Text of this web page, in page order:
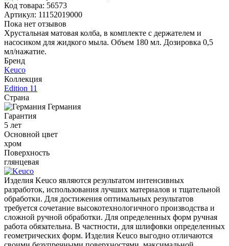
Код товара: 56573
Артикул: 11152019000
Пока нет отзывов
Хрустальная матовая колба, в комплекте с держателем и
насосиком для жидкого мыла. Объем 180 мл. Дозировка 0,5
мл/нажатие.
Бренд
Keuco
Коллекция
Edition 11
Страна
Германия
Гарантия
5 лет
Основной цвет
хром
Поверхность
глянцевая
Изделия Keuco являются результатом интенсивных
разработок, использования лучших материалов и тщательной
обработки. Для достижения оптимальных результатов
требуется сочетание высокотехнологичного производства и
сложной ручной обработки. Для определенных форм ручная
работа обязательна. В частности, для шлифовки определенных
геометрических форм. Изделия Keuco выгодно отличаются